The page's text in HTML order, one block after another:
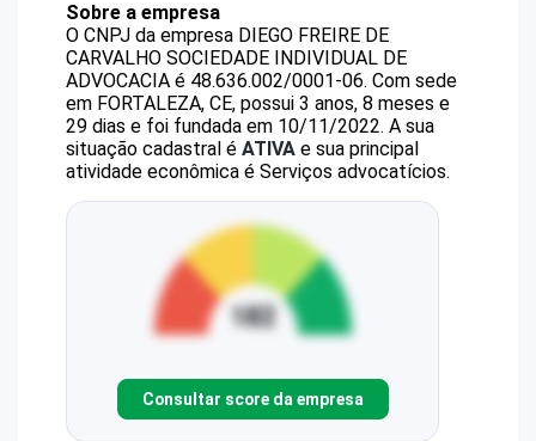
Sobre a empresa
O CNPJ da empresa DIEGO FREIRE DE
CARVALHO SOCIEDADE INDIVIDUAL DE
ADVOCACIA é 48.636.002/0001-06. Com sede
em FORTALEZA, CE, possui 3 anos, 8 meses e
29 dias e foi fundada em 10/11/2022. A sua
situação cadastral é ATIVA e sua principal
atividade econômica é Serviços advocatícios.
Consultar score da empresa